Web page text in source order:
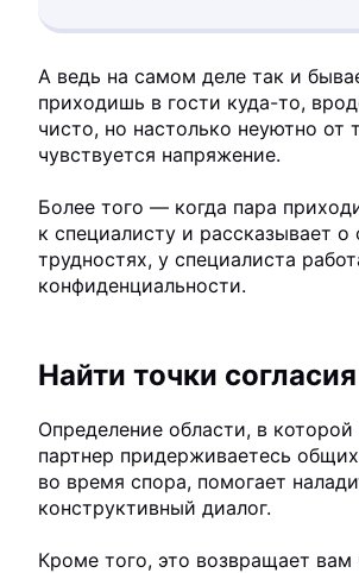
А ведь на самом деле так и
приходишь в гости куда-то,
чисто, но настолько неуютно от
чувствуется напряжение.
Более того — когда пара
к специалисту и рассказывает о
трудностях, у специалиста
конфиденциальности.
Найти точки согласия
Определение области, в
партнер придерживаетесь общих
во время спора, помогает
конструктивный диалог.
Кроме того, это возвращает вам